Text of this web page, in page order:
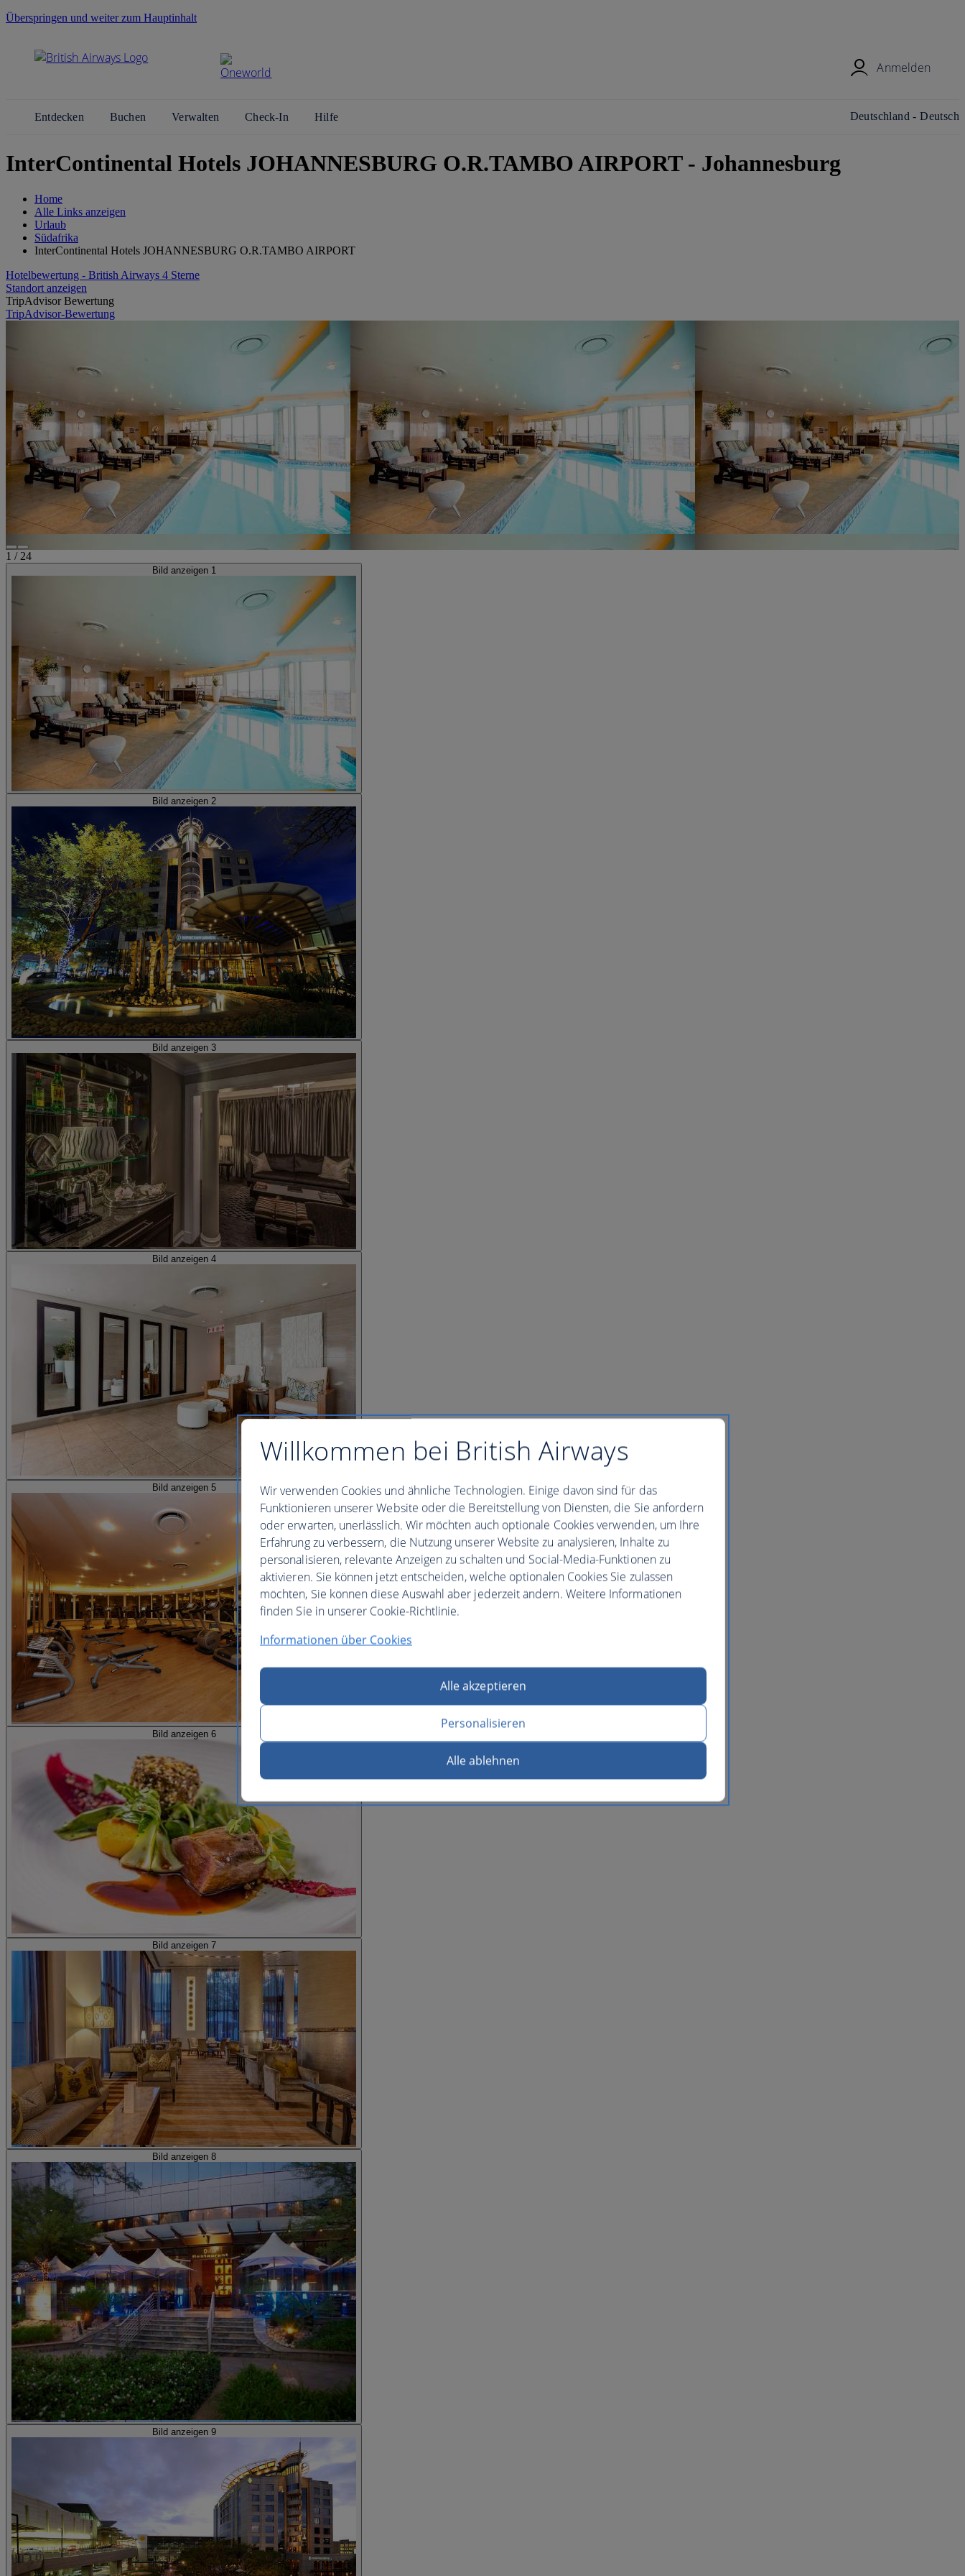
Überspringen und weiter zum Hauptinhalt
Anmelden
Entdecken Buchen Verwalten Check-In Hilfe
Land/Region und Sprache
Deutschland - Deutsch
InterContinental Hotels JOHANNESBURG O.R.TAMBO AIRPORT - Johannesburg
Home
Alle Links anzeigen
Urlaub
Südafrika
InterContinental Hotels JOHANNESBURG O.R.TAMBO AIRPORT
Hotelbewertung - British Airways 4 Sterne
Standort anzeigen
TripAdvisor Bewertung
TripAdvisor-Bewertung
1 / 24
Bild anzeigen 1
Bild anzeigen 2
Bild anzeigen 3
Bild anzeigen 4
Bild anzeigen 5
Bild anzeigen 6
Bild anzeigen 7
Bild anzeigen 8
Bild anzeigen 9
Willkommen bei British Airways
Wir verwenden Cookies und ähnliche Technologien. Einige davon sind für das
Funktionieren unserer Website oder die Bereitstellung von Diensten, die Sie anfordern
oder erwarten, unerlässlich. Wir möchten auch optionale Cookies verwenden, um Ihre
Erfahrung zu verbessern, die Nutzung unserer Website zu analysieren, Inhalte zu
personalisieren, relevante Anzeigen zu schalten und Social-Media-Funktionen zu
aktivieren. Sie können jetzt entscheiden, welche optionalen Cookies Sie zulassen
möchten, Sie können diese Auswahl aber jederzeit ändern. Weitere Informationen
finden Sie in unserer Cookie-Richtlinie.
Informationen über Cookies
Alle akzeptieren
Personalisieren
Alle ablehnen